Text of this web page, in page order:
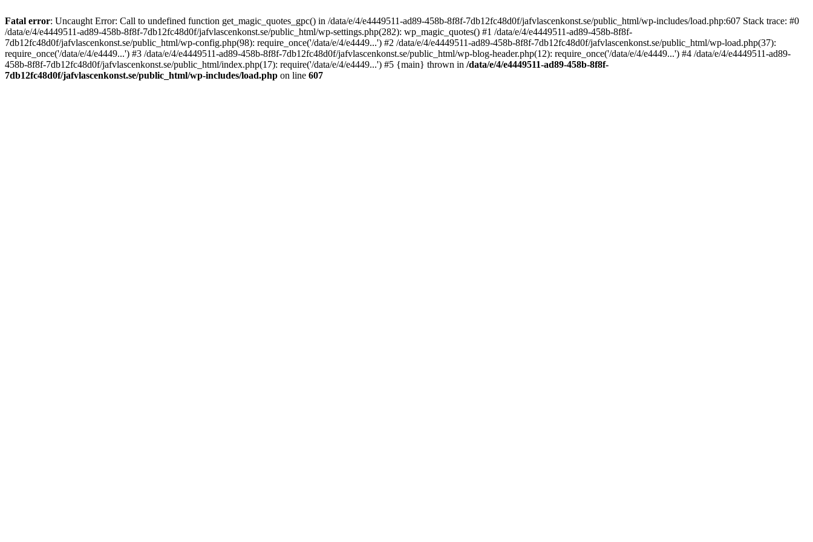
Fatal error: Uncaught Error: Call to undefined function get_magic_quotes_gpc() in /data/e/4/e4449511-ad89-458b-8f8f-7db12fc48d0f/jafvlascenkonst.se/public_html/wp-includes/load.php:607 Stack trace: #0
/data/e/4/e4449511-ad89-458b-8f8f-7db12fc48d0f/jafvlascenkonst.se/public_html/wp-settings.php(282): wp_magic_quotes() #1 /data/e/4/e4449511-ad89-458b-8f8f-
7db12fc48d0f/jafvlascenkonst.se/public_html/wp-config.php(98): require_once('/data/e/4/e4449...') #2 /data/e/4/e4449511-ad89-458b-8f8f-7db12fc48d0f/jafvlascenkonst.se/public_html/wp-load.php(37):
require_once('/data/e/4/e4449...') #3 /data/e/4/e4449511-ad89-458b-8f8f-7db12fc48d0f/jafvlascenkonst.se/public_html/wp-blog-header.php(12): require_once('/data/e/4/e4449...') #4 /data/e/4/e4449511-ad89-
458b-8f8f-7db12fc48d0f/jafvlascenkonst.se/public_html/index.php(17): require('/data/e/4/e4449...') #5 {main} thrown in /data/e/4/e4449511-ad89-458b-8f8f-
7db12fc48d0f/jafvlascenkonst.se/public_html/wp-includes/load.php on line 607